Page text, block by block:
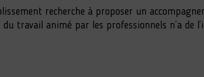
recherche à proposer un
travail animé par les professionnels n’a de